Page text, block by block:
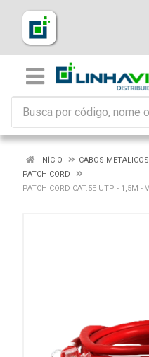
INÍCIO
CABOS METALICOS
PATCH CORD
PATCH CORD CAT.5E UTP - 1,5M -